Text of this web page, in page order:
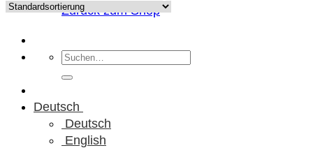
Zurück zum Shop
Suchen
nach:
Deutsch
Deutsch
English